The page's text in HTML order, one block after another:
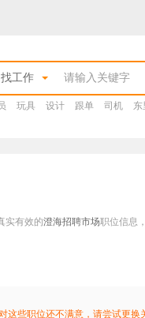
找工作
玩具 设计 跟单 司机 东
实有效的澄海招聘市场职位信息
这些职位还不满意，请尝试更换